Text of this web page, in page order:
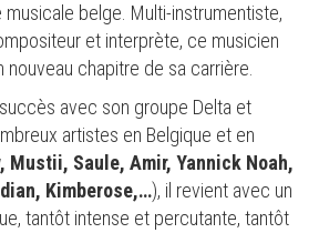
belge. Multi-instrumentiste,
et interprète, ce musicien
nouveau chapitre de sa carrière.
avec son groupe Delta et
artistes en Belgique et en
Mustii, Saule, Amir, Yannick Noah,
Kimberose,…), il revient avec un
tantôt intense et percutante, tantôt